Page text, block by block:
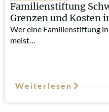
Familienstiftung
Grenzen und Kosten
Wer eine Familienstiftung
meist…
Weiterlesen